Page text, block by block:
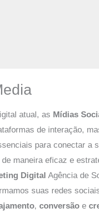
atual, as Mídias
de interação,
para conectar a
maneira eficaz e
Digital Agência de
suas redes
,conversão e